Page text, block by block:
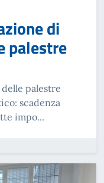
di
palestre
palestre
scadenza
impo...